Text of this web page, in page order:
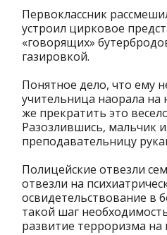
Первоклассник
устроил цирковое
«говорящих»
газировкой.
Понятное дело, что ему
учительница наорала на
же прекратить это
Разозлившись, мальчик
преподавательницу
Полицейские отвезли
отвезли на
освидетельствование в
такой шаг
развитие терроризма на